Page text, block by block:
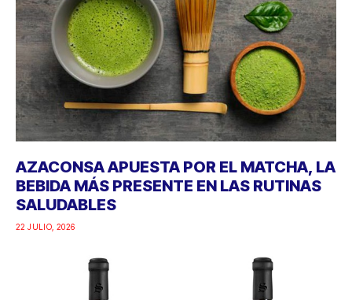
AZACONSA APUESTA POR EL MATCHA, LA
BEBIDA MÁS PRESENTE EN LAS RUTINAS
SALUDABLES
22 JULIO, 2026